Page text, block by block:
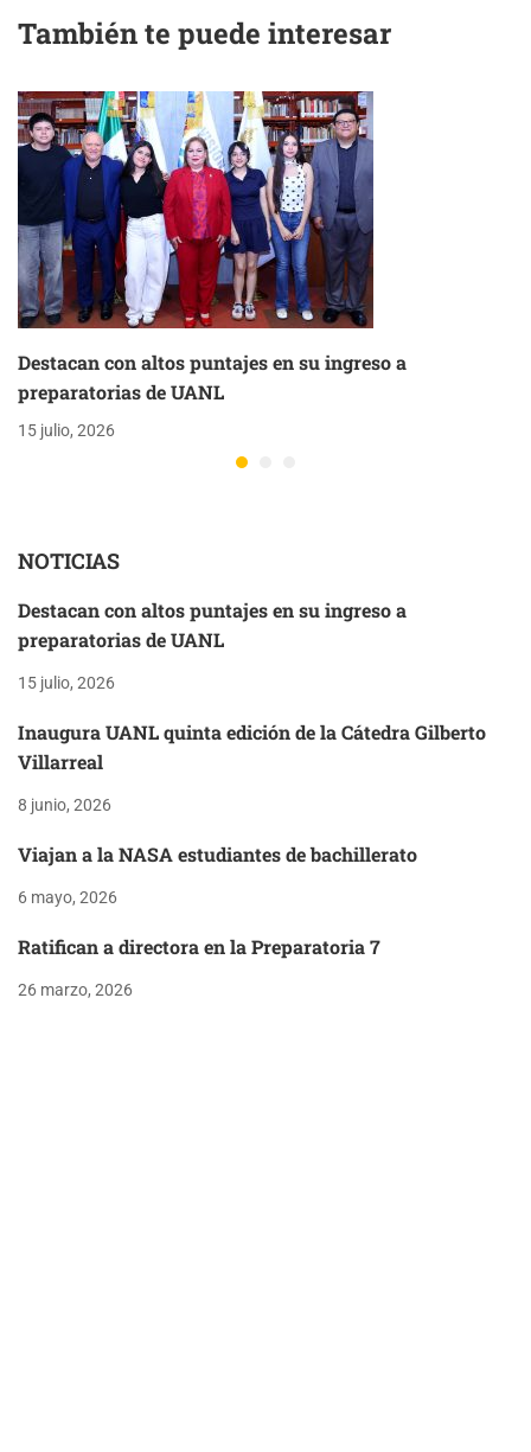
También te puede interesar
Destacan con altos puntajes en su ingreso a
preparatorias de UANL
15 julio, 2026
NOTICIAS
Destacan con altos puntajes en su ingreso a
preparatorias de UANL
15 julio, 2026
Inaugura UANL quinta edición de la Cátedra Gilberto
Villarreal
8 junio, 2026
Viajan a la NASA estudiantes de bachillerato
6 mayo, 2026
Ratifican a directora en la Preparatoria 7
26 marzo, 2026